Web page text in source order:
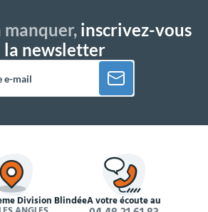
inscrivez-vous
la newsletter
Division BlindéeÀ votre écoute au